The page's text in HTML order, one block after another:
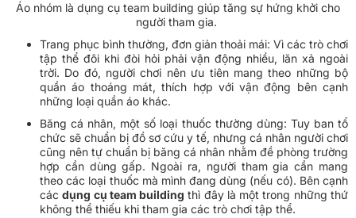
Áo nhóm là dụng cụ team building giúp tăng sự hứng khởi cho
người tham gia.
Trang phục bình thường, đơn giản thoải mái: Vì các trò chơi
tập thể đôi khi đòi hỏi phải vận động nhiều, lăn xả ngoài
trời. Do đó, người chơi nên ưu tiên mang theo những bộ
quần áo thoáng mát, thích hợp với vận động bên cạnh
những loại quần áo khác.
Băng cá nhân, một số loại thuốc thường dùng: Tuy ban tổ
chức sẽ chuẩn bị đồ sơ cứu y tế, nhưng cá nhân người chơi
cũng nên tự chuẩn bị băng cá nhân nhằm đề phòng trường
hợp cần dùng gấp. Ngoài ra, người tham gia cần mang
theo các loại thuốc mà mình đang dùng (nếu có). Bên cạnh
cácdụng cụ team building thì đây là một trong những thứ
không thể thiếu khi tham gia các trò chơi tập thể.